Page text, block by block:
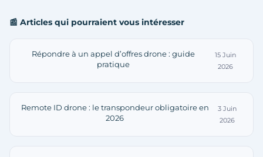
📰 Articles qui pourraient vous intéresser
Répondre à un appel d’offres drone : guide
pratique
15 Juin
2026
Remote ID drone : le transpondeur obligatoire en
2026
3 Juin
2026